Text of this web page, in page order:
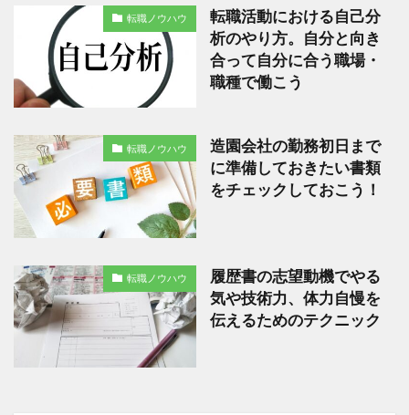
転職ノウハウ
転職活動における自己分
析のやり方。自分と向き
合って自分に合う職場・
職種で働こう
転職ノウハウ
造園会社の勤務初日まで
に準備しておきたい書類
をチェックしておこう！
転職ノウハウ
履歴書の志望動機でやる
気や技術力、体力自慢を
伝えるためのテクニック